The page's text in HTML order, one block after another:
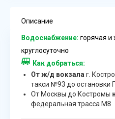
Описание
Водоснабжение: горячая и
круглосуточно
Как добраться:
От ж/д вокзала г.
такси №93 до остановки
От Москвы до Костромы
федеральная трасса М8